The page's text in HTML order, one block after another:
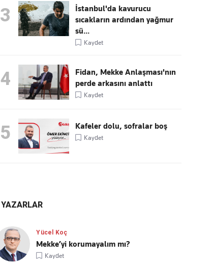
3
İstanbul'da kavurucu
sıcakların ardından yağmur
sü...
Kaydet
4
Fidan, Mekke Anlaşması'nın
perde arkasını anlattı
Kaydet
5 Kafeler dolu, sofralar boş
Kaydet
YAZARLAR
Yücel Koç
Mekke’yi korumayalım mı?
Kaydet